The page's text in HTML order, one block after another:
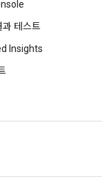
과 테스트
Insights